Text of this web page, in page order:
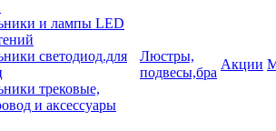
и лампы LED
светодиод.для
трековые,
и аксессуары
Люстры,
подвесы,бра
Акции